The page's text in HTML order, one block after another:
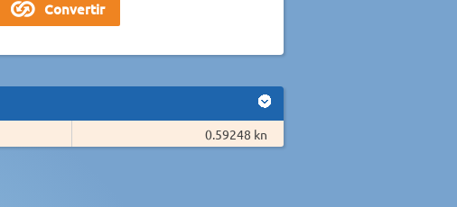
0.59248 kn